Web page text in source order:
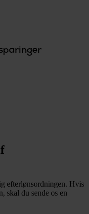
efterlønsordningen. Hvis
skal du sende os en